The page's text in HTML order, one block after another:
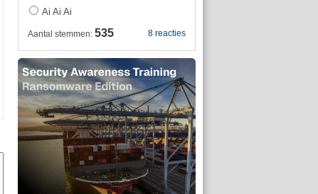
Ai Ai Ai
8 reacties
Aantal stemmen: 535